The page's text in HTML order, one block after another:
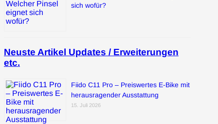
sich wofür?
Neuste Artikel Updates / Erweiterungen
etc.
Fiido C11 Pro – Preiswertes E-Bike mit
herausragender Ausstattung
15. Juli 2026